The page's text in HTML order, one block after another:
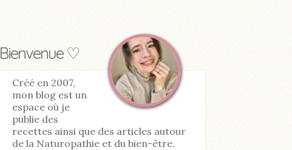
Bienvenue ♡
Créé en 2007,
mon blog est un
espace où je
publie des
recettes ainsi que des articles autour
de la Naturopathie et du bien-être.